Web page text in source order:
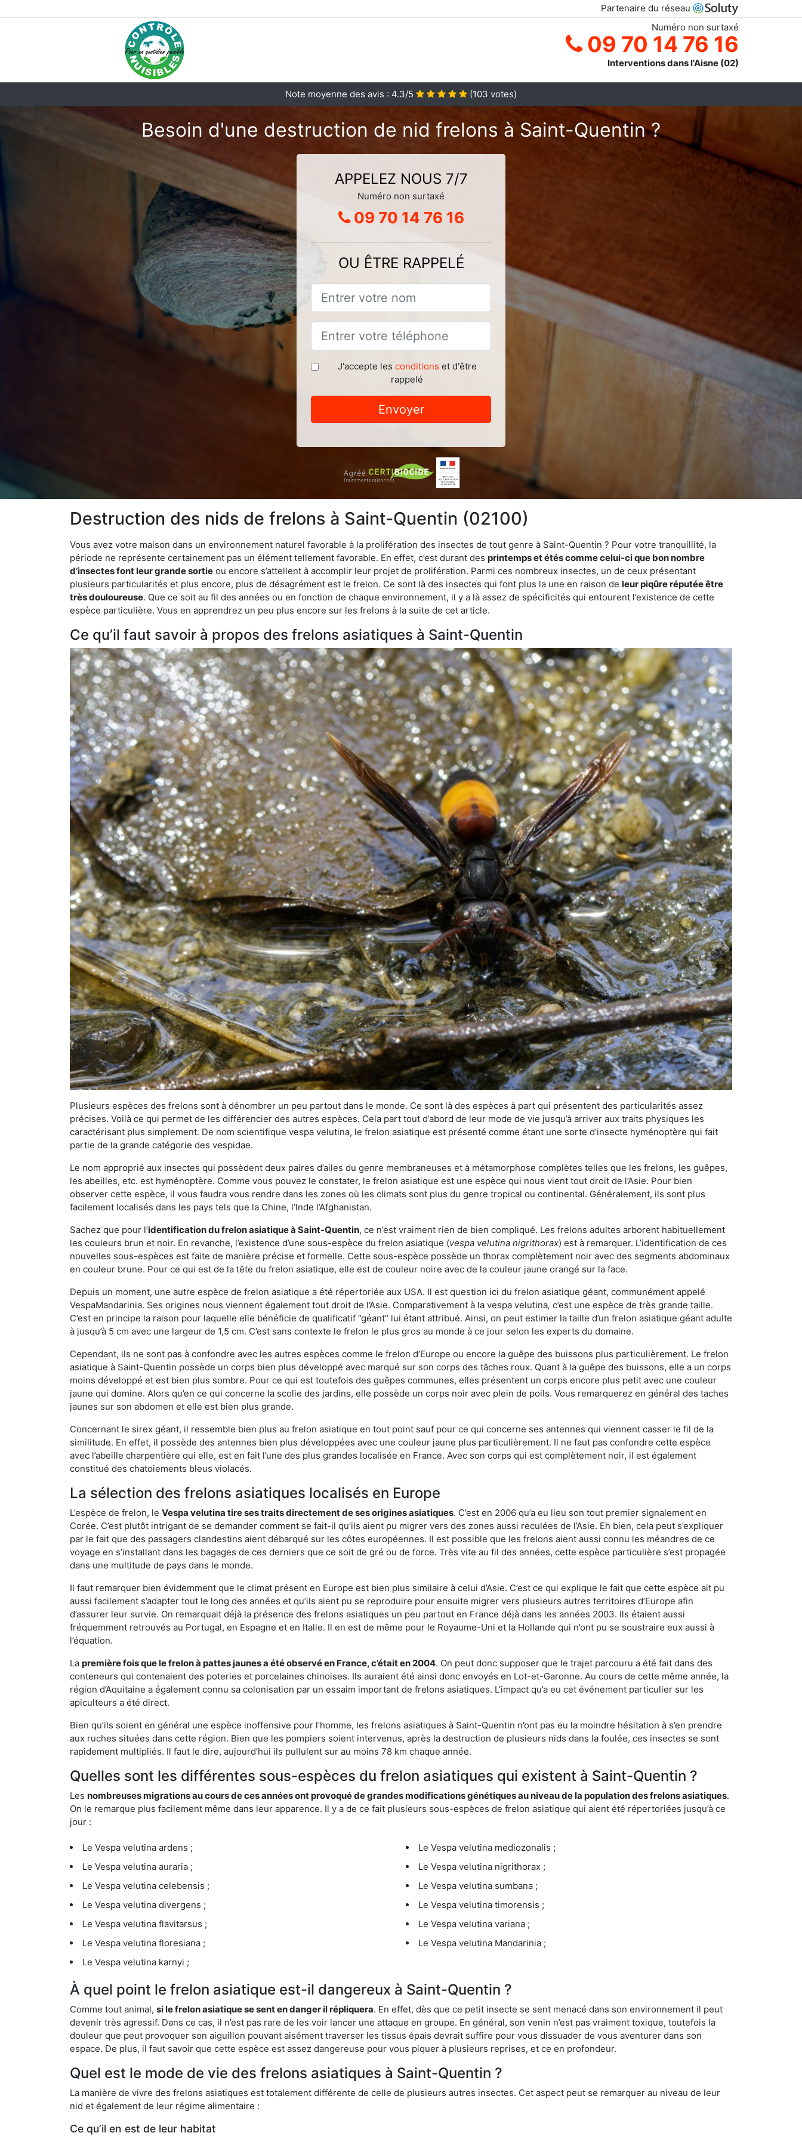
Partenaire du réseau
Numéro non surtaxé
09 70 14 76 16
Interventions dans l'Aisne (02)
Note moyenne des avis : 4.3/5 (103 votes)
Besoin d'une destruction de nid frelons à Saint-Quentin ?
APPELEZ NOUS 7/7
Numéro non surtaxé
09 70 14 76 16
OU ÊTRE RAPPELÉ
J'accepte les conditions et d'être
rappelé
Envoyer
Destruction des nids de frelons à Saint-Quentin (02100)
Vous avez votre maison dans un environnement naturel favorable à la prolifération des insectes de tout genre à Saint-Quentin ? Pour votre tranquillité, la
période ne représente certainement pas un élément tellement favorable. En effet, c’est durant des printemps et étés comme celui-ci que bon nombre
d’insectes font leur grande sortie ou encore s’attellent à accomplir leur projet de prolifération. Parmi ces nombreux insectes, un de ceux présentant
plusieurs particularités et plus encore, plus de désagrément est le frelon. Ce sont là des insectes qui font plus la une en raison de leur piqûre réputée être
très douloureuse. Que ce soit au fil des années ou en fonction de chaque environnement, il y a là assez de spécificités qui entourent l’existence de cette
espèce particulière. Vous en apprendrez un peu plus encore sur les frelons à la suite de cet article.
Ce qu’il faut savoir à propos des frelons asiatiques à Saint-Quentin
Plusieurs espèces des frelons sont à dénombrer un peu partout dans le monde. Ce sont là des espèces à part qui présentent des particularités assez
précises. Voilà ce qui permet de les différencier des autres espèces. Cela part tout d’abord de leur mode de vie jusqu’à arriver aux traits physiques les
caractérisant plus simplement. De nom scientifique vespa velutina, le frelon asiatique est présenté comme étant une sorte d’insecte hyménoptère qui fait
partie de la grande catégorie des vespidae.
Le nom approprié aux insectes qui possèdent deux paires d’ailes du genre membraneuses et à métamorphose complètes telles que les frelons, les guêpes,
les abeilles, etc. est hyménoptère. Comme vous pouvez le constater, le frelon asiatique est une espèce qui nous vient tout droit de l’Asie. Pour bien
observer cette espèce, il vous faudra vous rendre dans les zones où les climats sont plus du genre tropical ou continental. Généralement, ils sont plus
facilement localisés dans les pays tels que la Chine, l’Inde l’Afghanistan.
Sachez que pour l’identification du frelon asiatiqueà Saint-Quentin, ce n’est vraiment rien de bien compliqué. Les frelons adultes arborent habituellement
les couleurs brun et noir. En revanche, l’existence d’une sous-espèce du frelon asiatique (vespa velutina nigrithorax) est à remarquer. L’identification de ces
nouvelles sous-espèces est faite de manière précise et formelle. Cette sous-espèce possède un thorax complètement noir avec des segments abdominaux
en couleur brune. Pour ce qui est de la tête du frelon asiatique, elle est de couleur noire avec de la couleur jaune orangé sur la face.
Depuis un moment, une autre espèce de frelon asiatique a été répertoriée aux USA. Il est question ici du frelon asiatique géant, communément appelé
VespaMandarinia. Ses origines nous viennent également tout droit de l’Asie. Comparativement à la vespa velutina, c’est une espèce de très grande taille.
C’est en principe la raison pour laquelle elle bénéficie de qualificatif ‘’géant’’ lui étant attribué. Ainsi, on peut estimer la taille d’un frelon asiatique géant adulte
à jusqu’à 5 cm avec une largeur de 1,5 cm. C’est sans contexte le frelon le plus gros au monde à ce jour selon les experts du domaine.
Cependant, ils ne sont pas à confondre avec les autres espèces comme le frelon d’Europe ou encore la guêpe des buissons plus particulièrement. Le frelon
asiatique à Saint-Quentin possède un corps bien plus développé avec marqué sur son corps des tâches roux. Quant à la guêpe des buissons, elle a un corps
moins développé et est bien plus sombre. Pour ce qui est toutefois des guêpes communes, elles présentent un corps encore plus petit avec une couleur
jaune qui domine. Alors qu’en ce qui concerne la scolie des jardins, elle possède un corps noir avec plein de poils. Vous remarquerez en général des taches
jaunes sur son abdomen et elle est bien plus grande.
Concernant le sirex géant, il ressemble bien plus au frelon asiatique en tout point sauf pour ce qui concerne ses antennes qui viennent casser le fil de la
similitude. En effet, il possède des antennes bien plus développées avec une couleur jaune plus particulièrement. Il ne faut pas confondre cette espèce
avec l’abeille charpentière qui elle, est en fait l’une des plus grandes localisée en France. Avec son corps qui est complètement noir, il est également
constitué des chatoiements bleus violacés.
La sélection des frelons asiatiques localisés en Europe
L’espèce de frelon, le Vespa velutina tire ses traits directement de ses origines asiatiques. C’est en 2006 qu’a eu lieu son tout premier signalement en
Corée. C’est plutôt intrigant de se demander comment se fait-il qu’ils aient pu migrer vers des zones aussi reculées de l’Asie. Eh bien, cela peut s’expliquer
par le fait que des passagers clandestins aient débarqué sur les côtes européennes. Il est possible que les frelons aient aussi connu les méandres de ce
voyage en s’installant dans les bagages de ces derniers que ce soit de gré ou de force. Très vite au fil des années, cette espèce particulière s’est propagée
dans une multitude de pays dans le monde.
Il faut remarquer bien évidemment que le climat présent en Europe est bien plus similaire à celui d’Asie. C’est ce qui explique le fait que cette espèce ait pu
aussi facilement s’adapter tout le long des années et qu’ils aient pu se reproduire pour ensuite migrer vers plusieurs autres territoires d’Europe afin
d’assurer leur survie. On remarquait déjà la présence des frelons asiatiques un peu partout en France déjà dans les années 2003. Ils étaient aussi
fréquemment retrouvés au Portugal, en Espagne et en Italie. Il en est de même pour le Royaume-Uni et la Hollande qui n’ont pu se soustraire eux aussi à
l’équation.
La première fois que le frelon à pattes jaunes a été observé en France, c’était en 2004. On peut donc supposer que le trajet parcouru a été fait dans des
conteneurs qui contenaient des poteries et porcelaines chinoises. Ils auraient été ainsi donc envoyés en Lot-et-Garonne. Au cours de cette même année, la
région d’Aquitaine a également connu sa colonisation par un essaim important de frelons asiatiques. L’impact qu’a eu cet événement particulier sur les
apiculteurs a été direct.
Bien qu’ils soient en général une espèce inoffensive pour l’homme, les frelons asiatiques à Saint-Quentin n’ont pas eu la moindre hésitation à s’en prendre
aux ruches situées dans cette région. Bien que les pompiers soient intervenus, après la destruction de plusieurs nids dans la foulée, ces insectes se sont
rapidement multipliés. Il faut le dire, aujourd’hui ils pullulent sur au moins 78 km chaque année.
Quelles sont les différentes sous-espèces du frelon asiatiques qui existent à Saint-Quentin ?
Les nombreuses migrations au cours de ces années ont provoqué de grandes modifications génétiques au niveau de la population des frelons asiatiques.
On le remarque plus facilement même dans leur apparence. Il y a de ce fait plusieurs sous-espèces de frelon asiatique qui aient été répertoriées jusqu’à ce
jour :
Le Vespa velutina ardens ;
Le Vespa velutina auraria ;
Le Vespa velutina celebensis ;
Le Vespa velutina divergens ;
Le Vespa velutina flavitarsus ;
Le Vespa velutina floresiana ;
Le Vespa velutina karnyi ;
Le Vespa velutina mediozonalis ;
Le Vespa velutina nigrithorax ;
Le Vespa velutina sumbana ;
Le Vespa velutina timorensis ;
Le Vespa velutina variana ;
Le Vespa velutina Mandarinia ;
À quel point le frelon asiatique est-il dangereux à Saint-Quentin ?
Comme tout animal, si le frelon asiatique se sent en danger il répliquera. En effet, dès que ce petit insecte se sent menacé dans son environnement il peut
devenir très agressif. Dans ce cas, il n’est pas rare de les voir lancer une attaque en groupe. En général, son venin n’est pas vraiment toxique, toutefois la
douleur que peut provoquer son aiguillon pouvant aisément traverser les tissus épais devrait suffire pour vous dissuader de vous aventurer dans son
espace. De plus, il faut savoir que cette espèce est assez dangereuse pour vous piquer à plusieurs reprises, et ce en profondeur.
Quel est le mode de vie des frelons asiatiques à Saint-Quentin ?
La manière de vivre des frelons asiatiques est totalement différente de celle de plusieurs autres insectes. Cet aspect peut se remarquer au niveau de leur
nid et également de leur régime alimentaire :
Ce qu’il en est de leur habitat